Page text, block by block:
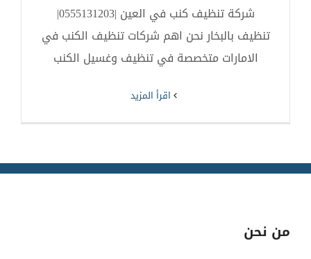
شركة تنظيف كنب في العين |0555131203|
تنظيف بالبخار نحن اهم شركات تنظيف الكنب في
الامارات متخصصة في تنظيف وغسيل الكنب
من نحن